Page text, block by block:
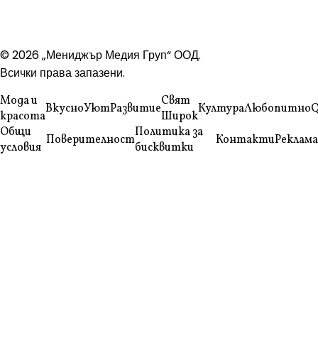
© 2026 „Мениджър Медия Груп“ ООД.
Всички права запазени.
Мода и
красотаВкусноУютРазвитиеСвят
ШирокКултураЛюбопитно
Общи
условия ПоверителностПолитика за
бисквитки
КонтактиРеклама